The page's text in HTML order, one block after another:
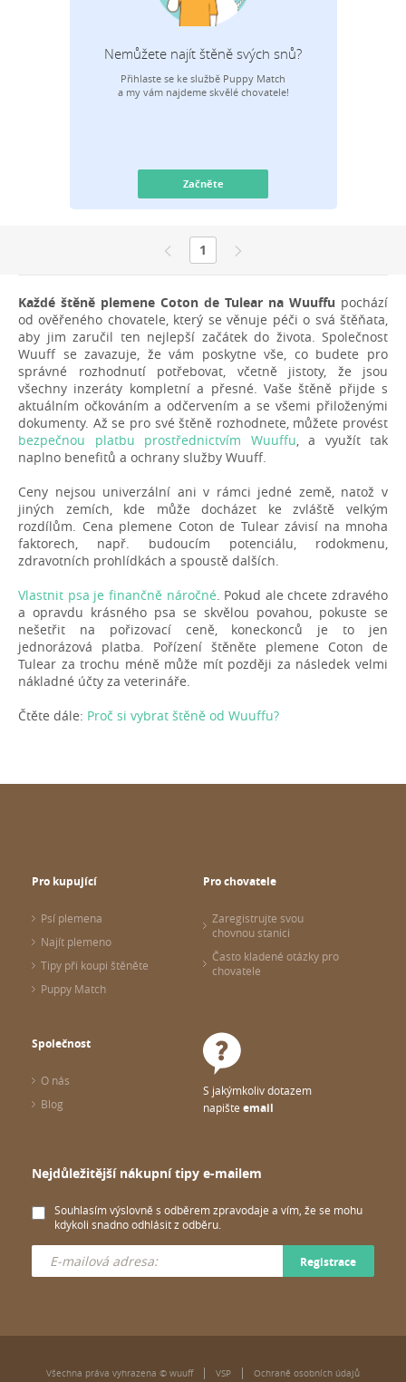
Nemůžete najít štěně svých snů?
Přihlaste se ke službě Puppy Match
a my vám najdeme skvělé chovatele!
Začněte
1
Každé štěně plemene Coton de Tulear na Wuuffu pochází
od ověřeného chovatele, který se věnuje péči o svá štěňata,
aby jim zaručil ten nejlepší začátek do života. Společnost
Wuuff se zavazuje, že vám poskytne vše, co budete pro
správné rozhodnutí potřebovat, včetně jistoty, že jsou
všechny inzeráty kompletní a přesné. Vaše štěně přijde s
aktuálním očkováním a odčervením a se všemi přiloženými
dokumenty. Až se pro své štěně rozhodnete, můžete provést
bezpečnou platbu prostřednictvím Wuuffu, a využít tak
naplno benefitů a ochrany služby Wuuff.
Ceny nejsou univerzální ani v rámci jedné země, natož v
jiných zemích, kde může docházet ke zvláště velkým
rozdílům. Cena plemene Coton de Tulear závisí na mnoha
faktorech, např. budoucím potenciálu, rodokmenu,
zdravotních prohlídkách a spoustě dalších.
Vlastnit psa je finančně náročné. Pokud ale chcete zdravého
a opravdu krásného psa se skvělou povahou, pokuste se
nešetřit na pořizovací ceně, koneckonců je to jen
jednorázová platba. Pořízení štěněte plemene Coton de
Tulear za trochu méně může mít později za následek velmi
nákladné účty za veterináře.
Čtěte dále: Proč si vybrat štěně od Wuuffu?
Pro kupující
Psí plemena
Najít plemeno
Tipy při koupi štěněte
Puppy Match
Pro chovatele
Zaregistrujte svou
chovnou stanici
Často kladené otázky pro
chovatele
Společnost
O nás
Blog
S jakýmkoliv dotazem
napište email
Nejdůležitější nákupní tipy e-mailem
Souhlasím výslovně s odběrem zpravodaje a vím, že se mohu
kdykoli snadno odhlásit z odběru.
Registrace
Všechna práva vyhrazena © wuuff VSP Ochraně osobních údajů